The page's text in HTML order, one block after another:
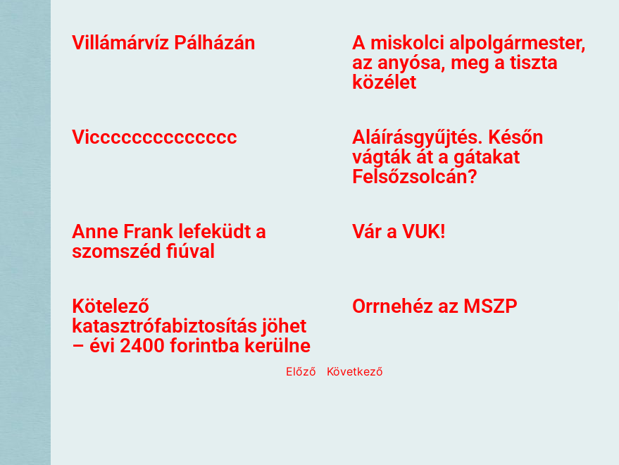
Villámárvíz Pálházán
A miskolci alpolgármester,
az anyósa, meg a tiszta
közélet
Vicccccccccccccc
Aláírásgyűjtés. Későn
vágták át a gátakat
Felsőzsolcán?
Anne Frank lefeküdt a
szomszéd fiúval
Vár a VUK!
Kötelező
katasztrófabiztosítás jöhet
– évi 2400 forintba kerülne
Orrnehéz az MSZP
Előző Következő